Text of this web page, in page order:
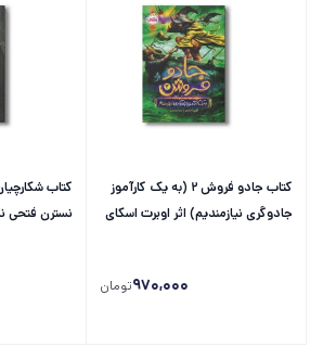
کتاب جادو فروش 2 (به یک کارآموز
جادوگری نیازمندیم) اثر اوبرت اسکای
970,000تومان
کتاب
نسترن فتحی